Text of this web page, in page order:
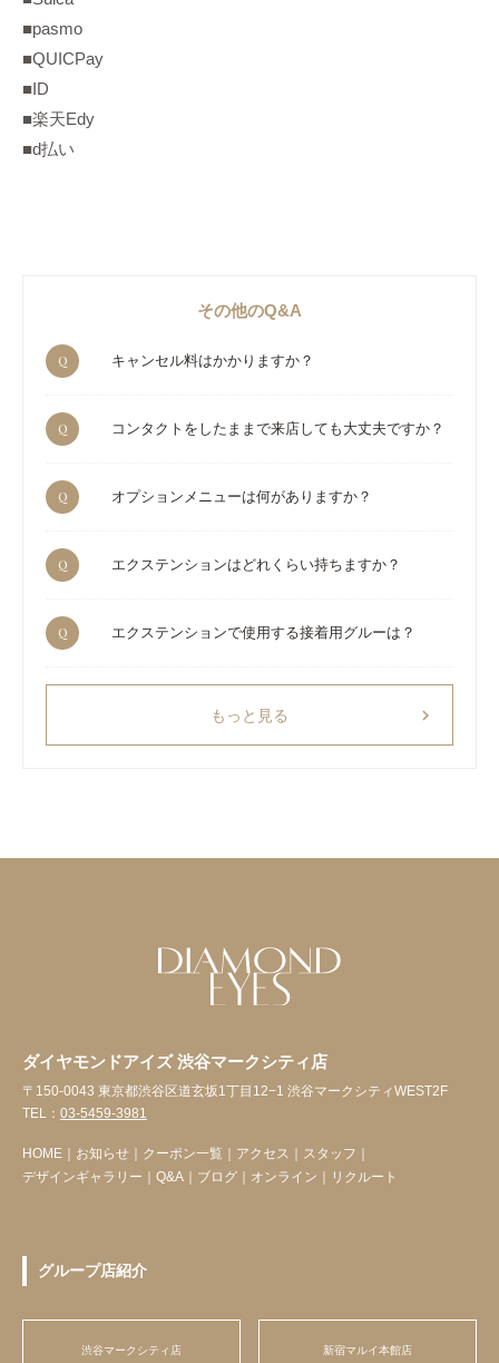
■pasmo
■QUICPay
■ID
■楽天Edy
■d払い
その他のQ&A
Q キャンセル料はかかりますか？
Q コンタクトをしたままで来店しても大丈夫ですか？
Q オプションメニューは何がありますか？
Q エクステンションはどれくらい持ちますか？
Q エクステンションで使用する接着用グルーは？
もっと見る chevron_right
ダイヤモンドアイズ 渋谷マークシティ店
〒150-0043 東京都渋谷区道玄坂1丁目12−1 渋谷マークシティWEST2F
TEL： 03-5459-3981
HOME ｜ お知らせ ｜ クーポン一覧 ｜ アクセス ｜ スタッフ ｜
デザインギャラリー ｜ Q&A ｜ ブログ ｜ オンライン ｜ リクルート
グループ店紹介
渋谷マークシティ店 新宿マルイ本館店